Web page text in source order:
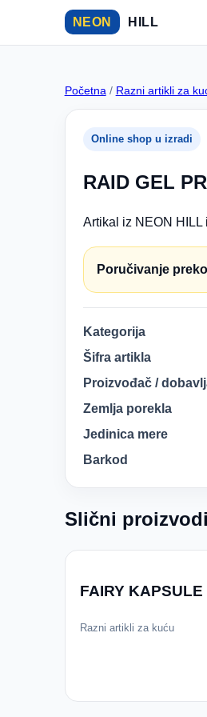
NEON HILL
Početna / Razni artikli za
Online shop u izradi
RAID GEL
Artikal iz NEON
Poručivanje
Kategorija
Šifra artikla
Proizvođač /
Zemlja porekla
Jedinica mere
Barkod
Slični proizvodi
FAIRY
Razni artikli za kuću